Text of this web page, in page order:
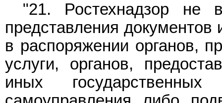
"21. Ростехнадзор не
представления
в распоряжении органов,
услуги, органов,
иных